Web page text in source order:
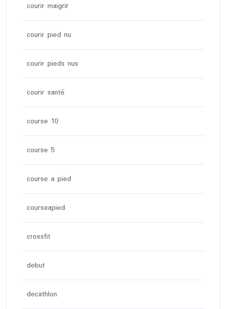
courir maigrir
courir pied nu
courir pieds nus
courir santé
course 10
course 5
course a pied
courseapied
crossfit
debut
decathlon